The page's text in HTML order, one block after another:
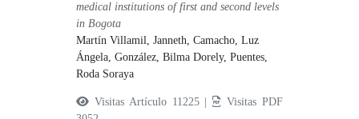
medical institutions of first and second levels
in Bogota
Martín Villamil, Janneth,Camacho, Luz
Ángela,González, Bilma Dorely,Puentes,
Roda Soraya
Visitas Artículo 11225 |
Visitas PDF